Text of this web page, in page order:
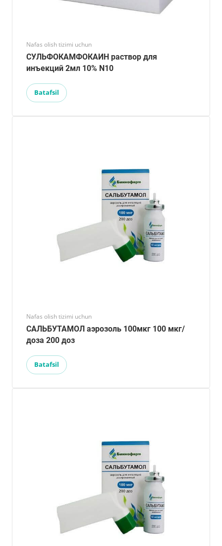
Nafas olish tizimi uchun
СУЛЬФОКАМФОКАИН раствор для
инъекций 2мл 10% N10
Batafsil
Nafas olish tizimi uchun
САЛЬБУТАМОЛ аэрозоль 100мкг 100 мкг/
доза 200 доз
Batafsil